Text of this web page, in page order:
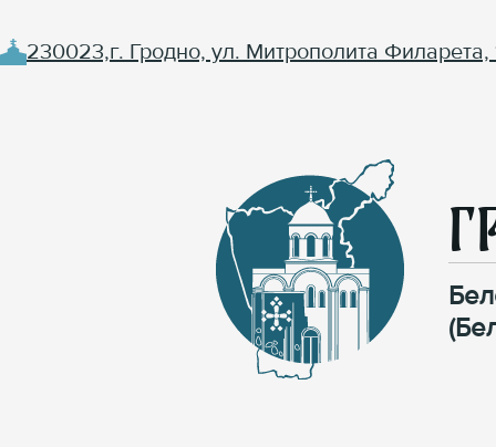
230023,г. Гродно, ул. Митрополита Филарета,